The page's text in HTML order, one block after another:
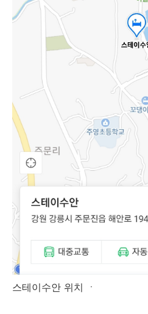
스테이수안 위치 ㆍ